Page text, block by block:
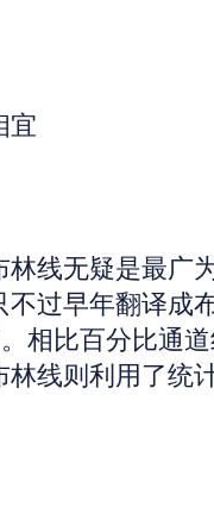
线无疑是最广
过早年翻译成
相比百分比通
线则利用了统